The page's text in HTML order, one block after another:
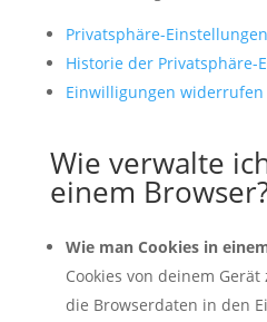
Privatsphäre-
Historie der Privatsphäre-
Einwilligungen widerrufen
Wie verwalte
einem
Wie man Cookies in
Cookies von deinem
die Browserdaten in den